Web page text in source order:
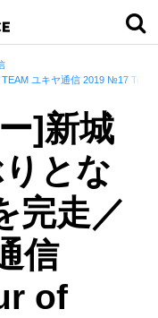
ユキヤ通信 2019 №17 Tour
]新城
とな
完走／
信
of